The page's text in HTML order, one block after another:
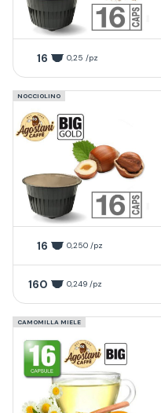
16 0,25 /pz
NOCCIOLINO
16 0,250 /pz
160 0,249 /pz
CAMOMILLA MIELE